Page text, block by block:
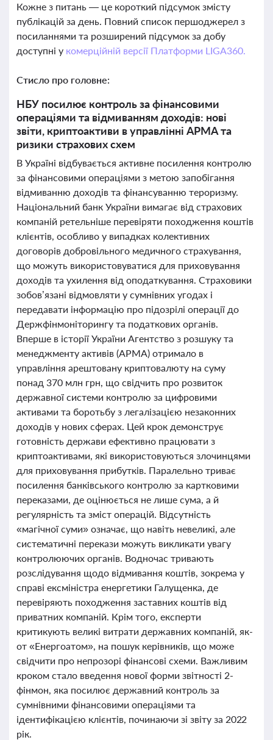
Кожне з питань — це короткий підсумок змісту
публікацій за день. Повний список першоджерел з
посиланнями та розширений підсумок за добу
доступні у комерційній версії Платформи LIGA360.
Стисло про головне:
НБУ посилює контроль за фінансовими
операціями та відмиванням доходів: нові
звіти, криптоактиви в управлінні АРМА та
ризики страхових схем
В Україні відбувається активне посилення контролю
за фінансовими операціями з метою запобігання
відмиванню доходів та фінансуванню тероризму.
Національний банк України вимагає від страхових
компаній ретельніше перевіряти походження коштів
клієнтів, особливо у випадках колективних
договорів добровільного медичного страхування,
що можуть використовуватися для приховування
доходів та ухилення від оподаткування. Страховики
зобов’язані відмовляти у сумнівних угодах і
передавати інформацію про підозрілі операції до
Держфінмоніторингу та податкових органів.
Вперше в історії України Агентство з розшуку та
менеджменту активів (АРМА) отримало в
управління арештовану криптовалюту на суму
понад 370 млн грн, що свідчить про розвиток
державної системи контролю за цифровими
активами та боротьбу з легалізацією незаконних
доходів у нових сферах. Цей крок демонструє
готовність держави ефективно працювати з
криптоактивами, які використовуються злочинцями
для приховування прибутків. Паралельно триває
посилення банківського контролю за картковими
переказами, де оцінюється не лише сума, а й
регулярність та зміст операцій. Відсутність
«магічної суми» означає, що навіть невеликі, але
систематичні перекази можуть викликати увагу
контролюючих органів. Водночас тривають
розслідування щодо відмивання коштів, зокрема у
справі ексміністра енергетики Галущенка, де
перевіряють походження заставних коштів від
приватних компаній. Крім того, експерти
критикують великі витрати державних компаній, як-
от «Енергоатом», на пошук керівників, що може
свідчити про непрозорі фінансові схеми. Важливим
кроком стало введення нової форми звітності 2-
фінмон, яка посилює державний контроль за
сумнівними фінансовими операціями та
ідентифікацією клієнтів, починаючи зі звіту за 2022
рік.